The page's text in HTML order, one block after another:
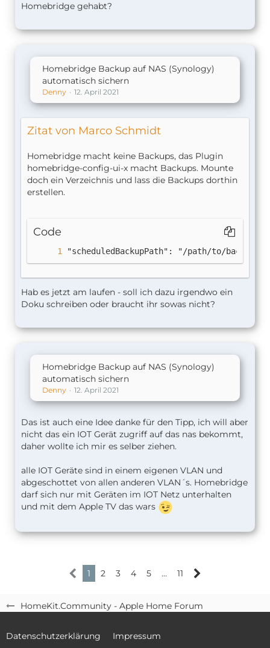
HomeKit.Community - Apple Home Forum
Homebridge gehabt?
Homebridge Backup auf NAS (Synology)
automatisch sichern
Denny 12. April 2021
Zitat von Marco Schmidt
Homebridge macht keine Backups, das Plugin
homebridge-config-ui-x macht Backups. Mounte
doch ein Verzeichnis und lass die Backups dorthin
erstellen.
Code
"scheduledBackupPath": "/path/to/backups/"
Hab es jetzt am laufen - soll ich dazu irgendwo ein
Doku schreiben oder braucht ihr sowas nicht?
Homebridge Backup auf NAS (Synology)
automatisch sichern
Denny 12. April 2021
Das ist auch eine Idee danke für den Tipp, ich will aber
nicht das ein IOT Gerät zugriff auf das nas bekommt,
daher wollte ich mir es selber ziehen.
alle IOT Geräte sind in einem eigenen VLAN und
abgeschottet von allen anderen VLAN´s. Homebridge
darf sich nur mit Geräten im IOT Netz unterhalten
und mit dem Apple TV das wars
1 2 3 4 5 … 11
Datenschutzerklärung Impressum